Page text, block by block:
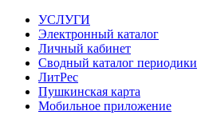
УСЛУГИ
Электронный каталог
Личный кабинет
Сводный каталог периодики
ЛитРес
Пушкинская карта
Мобильное приложение